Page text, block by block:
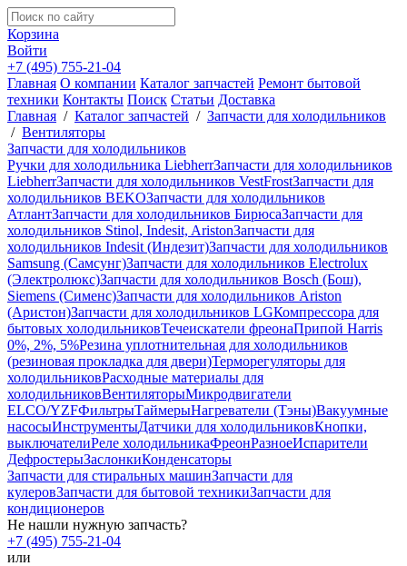
Корзина
Войти
+7 (495) 755-21-04
Главная О компании Каталог запчастей Ремонт бытовой
техники Контакты Поиск Статьи Доставка
Главная / Каталог запчастей / Запчасти для холодильников
/ Вентиляторы
Запчасти для холодильников
Ручки для холодильника LiebherrЗапчасти для холодильников
LiebherrЗапчасти для холодильников VestFrostЗапчасти для
холодильников BEKOЗапчасти для холодильников
АтлантЗапчасти для холодильников БирюсаЗапчасти для
холодильников Stinol, Indesit, AristonЗапчасти для
холодильников Indesit (Индезит)Запчасти для холодильников
Samsung (Самсунг)Запчасти для холодильников Electrolux
(Электролюкс)Запчасти для холодильников Bosch (Бош),
Siemens (Сименс)Запчасти для холодильников Ariston
(Аристон)Запчасти для холодильников LGКомпрессора для
бытовых холодильниковТечеискатели фреонаПрипой Harris
0%, 2%, 5%Резина уплотнительная для холодильников
(резиновая прокладка для двери)Терморегуляторы для
холодильниковРасходные материалы для
холодильниковВентиляторыМикродвигатели
ELCO/YZFФильтрыТаймерыНагреватели (Тэны)Вакуумные
насосыИнструментыДатчики для холодильниковКнопки,
выключателиРеле холодильникаФреонРазноеИспарители
ДефростерыЗаслонкиКонденсаторы
Запчасти для стиральных машинЗапчасти для
кулеровЗапчасти для бытовой техникиЗапчасти для
кондиционеров
Не нашли нужную запчасть?
+7 (495) 755-21-04
или